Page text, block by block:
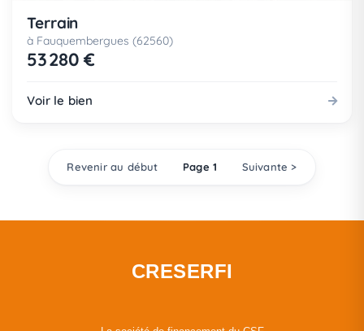
Terrain
à Fauquembergues (62560)
53 280 €
Voir le bien
Revenir au début Page 1 Suivante >
CRESERFI